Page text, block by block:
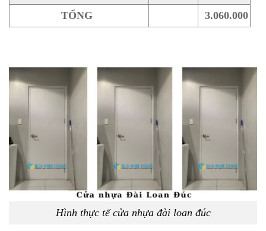
TỔNG
3.060.000
Hình thực tế cửa nhựa đài loan đúc